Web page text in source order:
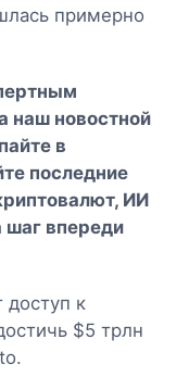
примерно
наш новостной
в
последние
ИИ
шаг впереди
к
$5 трлн